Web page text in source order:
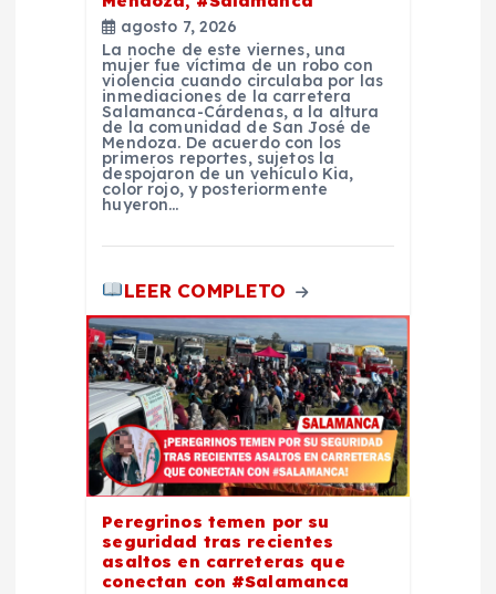
agosto 7, 2026
La noche de este viernes, una
mujer fue víctima de un robo con
violencia cuando circulaba por las
inmediaciones de la carretera
Salamanca-Cárdenas, a la altura
de la comunidad de San José de
Mendoza. De acuerdo con los
primeros reportes, sujetos la
despojaron de un vehículo Kia,
color rojo, y posteriormente
huyeron…
LEER COMPLETO
Peregrinos temen por su
seguridad tras recientes
asaltos en carreteras que
conectan con #Salamanca